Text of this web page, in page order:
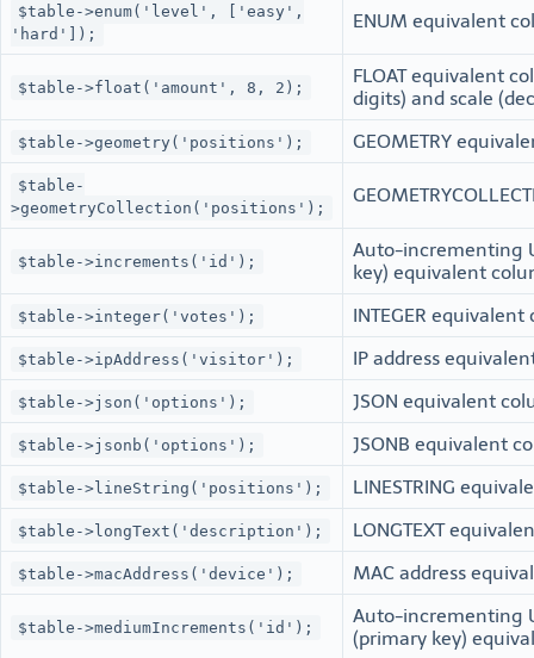
$table->enum('level', ['easy',
'hard']);
ENUM equivalent
$table->float('amount', 8, 2);
FLOAT equivalent
digits) and scale
$table->geometry('positions'); GEOMETRY
$table-
>geometryCollection('positions');
$table->increments('id');
Auto-incrementing
key) equivalent
$table->integer('votes'); INTEGER
$table->ipAddress('visitor'); IP address
$table->json('options'); JSON equivalent
$table->jsonb('options'); JSONB equivalent
$table->lineString('positions'); LINESTRING
$table->longText('description'); LONGTEXT
$table->macAddress('device'); MAC address
$table->mediumIncrements('id');
Auto-incrementing
(primary key)